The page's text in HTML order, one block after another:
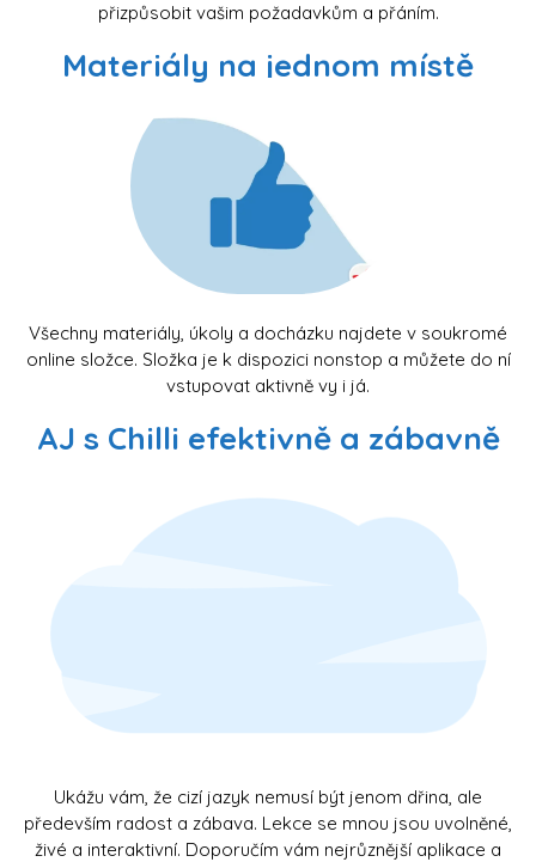
přizpůsobit vašim požadavkům a přáním.
Materiály na jednom místě
Všechny materiály, úkoly a docházku najdete v soukromé
online složce. Složka je k dispozici nonstop a můžete do ní
vstupovat aktivně vy i já.
AJ s Chilli efektivně a zábavně
Ukážu vám, že cizí jazyk nemusí být jenom dřina, ale
především radost a zábava. Lekce se mnou jsou uvolněné,
živé a interaktivní. Doporučím vám nejrůznější aplikace a